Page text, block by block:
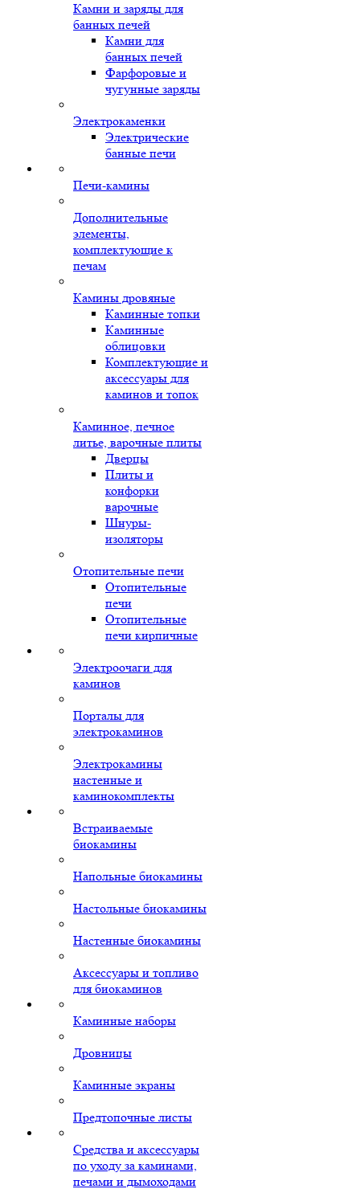
Камни и заряды для
банных печей
Камни для
банных печей
Фарфоровые и
чугунные заряды
Электрокаменки
Электрические
банные печи
Печи-камины
Дополнительные
элементы,
комплектующие к
печам
Камины дровяные
Каминные топки
Каминные
облицовки
Комплектующие и
аксессуары для
каминов и топок
Каминное, печное
литье, варочные плиты
Дверцы
Плиты и
конфорки
варочные
Шнуры-
изоляторы
Отопительные печи
Отопительные
печи
Отопительные
печи кирпичные
Электроочаги для
каминов
Порталы для
электрокаминов
Электрокамины
настенные и
каминокомплекты
Встраиваемые
биокамины
Напольные биокамины
Настольные биокамины
Настенные биокамины
Аксессуары и топливо
для биокаминов
Каминные наборы
Дровницы
Каминные экраны
Предтопочные листы
Средства и аксессуары
по уходу за каминами,
печами и дымоходами